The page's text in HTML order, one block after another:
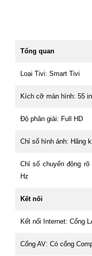
Tổng quan
Loại Tivi: Smart Tivi
Kích cỡ màn hình: 55
Độ phân giải: Full HD
Chỉ số hình ảnh: Hãng
Chỉ số chuyển động
Hz
Kết nối
Kết nối Internet: Cổng
Cổng AV: Có cổng